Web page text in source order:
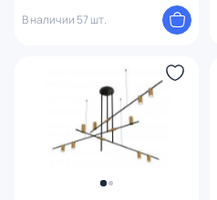
В наличии 57 шт.